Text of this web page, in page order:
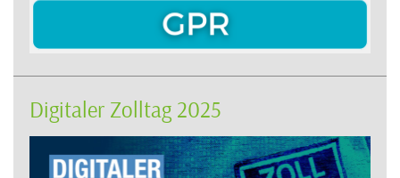
Digitaler Zolltag 2025